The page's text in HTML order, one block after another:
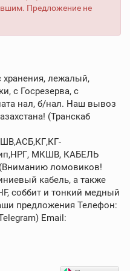
Предложение не
хранения, лежалый,
с Госрезерва, с
нал, б/нал. Наш вывоз
(Транскаб
МКШВ, КАБЕЛЬ
ломовиков!
кабель, а также
соббит и тонкий медный
предложения Телефон:
Email: